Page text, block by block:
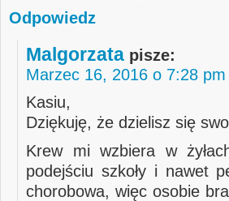
Odpowiedz
Malgorzata pisze:
Marzec 16, 2016 o 7:28 pm
Kasiu,
Dziękuję, że dzielisz się
Krew mi wzbiera w
podejściu szkoły i nawet
chorobowa, więc osobie